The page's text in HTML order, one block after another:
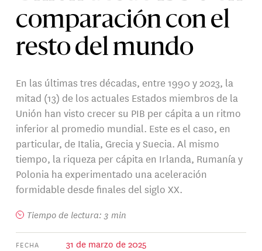
comparación con el
resto del mundo
En las últimas tres décadas, entre 1990 y 2023, la
mitad (13) de los actuales Estados miembros de la
Unión han visto crecer su PIB per cápita a un ritmo
inferior al promedio mundial. Este es el caso, en
particular, de Italia, Grecia y Suecia. Al mismo
tiempo, la riqueza per cápita en Irlanda, Rumanía y
Polonia ha experimentado una aceleración
formidable desde finales del siglo XX.
Tiempo de lectura: 3 min
FECHA 31 de marzo de 2025